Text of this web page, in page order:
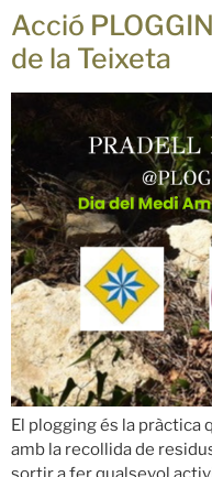
Acció
de la Teixeta
El plogging és la pràctica
amb la recollida de